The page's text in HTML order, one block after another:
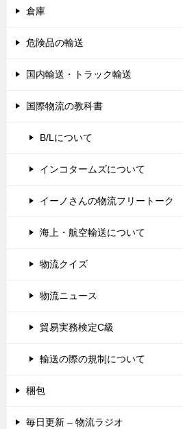
倉庫
危険品の輸送
国内輸送・トラック輸送
国際物流の教科書
B/Lについて
インコタームズについて
イーノさんの物流フリートーク
海上・航空輸送について
物流クイズ
物流ニュース
貿易実務検定C級
輸送の際の規制について
梱包
毎日更新 – 物流ラジオ